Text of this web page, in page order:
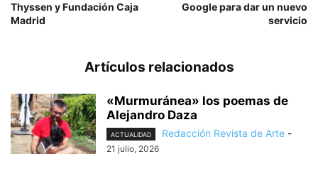
Thyssen y Fundación Caja
Madrid
Google para dar un nuevo
servicio
Artículos relacionados
«Murmuránea» los poemas de
Alejandro Daza
ACTUALIDAD Redacción Revista de Arte -
21 julio, 2026